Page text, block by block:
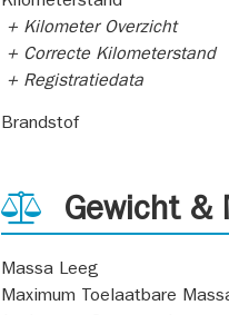
+ Kilometer Overzicht
+ Correcte Kilometerstand
+ Registratiedata
Brandstof
Gewicht &
Massa Leeg
Maximum Toelaatbare